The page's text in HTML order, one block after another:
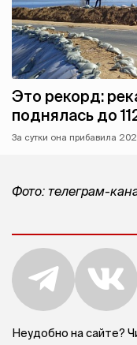
Это рекорд:
поднялась до
За сутки она прибавила
Фото: телеграм-
Неудобно на сайте?